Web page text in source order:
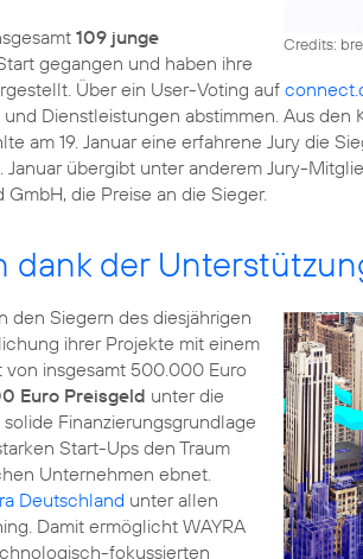
Credits:
109 junge
gegangen und haben ihre
Über ein User-Voting auf
Dienstleistungen abstimmen. Aus den
am 19. Januar eine erfahrene Jury die
Januar übergibt unter anderem Jury-
die Preise an die Sieger.
dank der
den Siegern des diesjährigen
ihrer Projekte mit einem
insgesamt 500.000 Euro
Euro Preisgeld unter die
Finanzierungsgrundlage
Start-Ups den Traum
Unternehmen ebnet.
Deutschland unter allen
Damit ermöglicht WAYRA
fokussierten